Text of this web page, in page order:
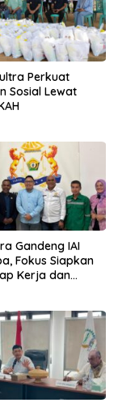
Perkuat
Sosial Lewat
Gandeng IAI
Fokus Siapkan
Kerja dan